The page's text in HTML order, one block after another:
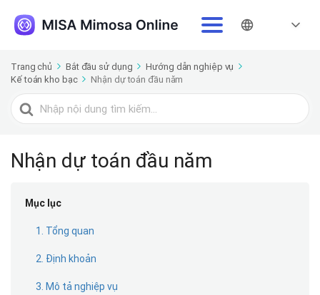
Trang chủ Bắt đầu sử dụng
Hướng dẫn nghiệp vụ
Kế toán kho bạc
Nhận dự toán đầu năm
Tìm
kiếm
Nhận dự toán đầu năm
Mục lục
1. Tổng quan
2. Ðịnh khoản
3. Mô tả nghiệp vụ